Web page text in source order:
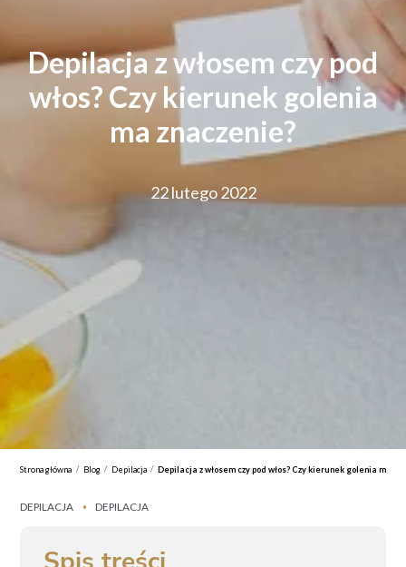
Depilacja z włosem czy pod
włos? Czy kierunek golenia
ma znaczenie?
22 lutego 2022
Strona główna / Blog / Depilacja / Depilacja z włosem czy pod włos? Czy kierunek golenia ma
DEPILACJA • DEPILACJA